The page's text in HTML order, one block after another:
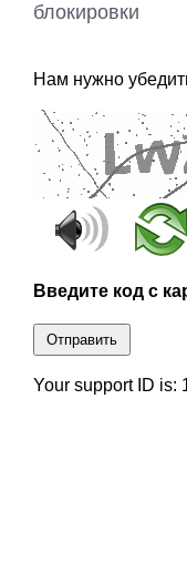
блокировки
Нам нужно
Введите код с
Отправить
Your support ID is: